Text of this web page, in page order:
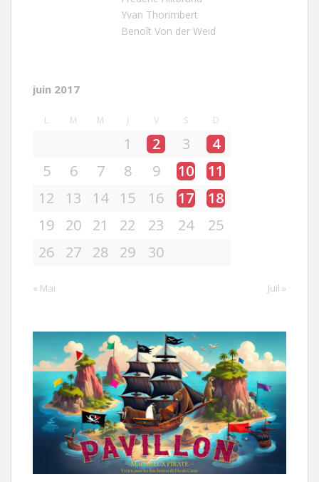
Yvan Thorimbert
Benoît Von der Weid
juin 2017
L M M J V S D
1 2 3
4
5
6 7 8 9 10
11
12
13 14 15 16 17
18
19
20 21 22 23 24
25
26
27 28 29 30
« Mai Juil »